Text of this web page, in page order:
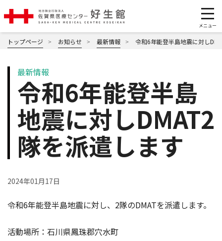
トップページ お知らせ 最新情報 令和6年能登半島地震に対し
最新情報
令和6年能登半島
地震に対しDMAT2
隊を派遣します
2024年01月17日
令和6年能登半島地震に対し、2隊のDMATを派遣します。
活動場所：石川県鳳珠郡穴水町